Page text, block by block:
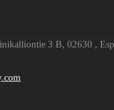
3 B, 02630 ,